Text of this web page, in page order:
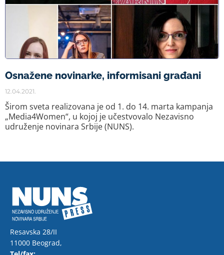
Osnažene novinarke, informisani građani
12.04.2021.
Širom sveta realizovana je od 1. do 14. marta kampanja
„Media4Women“, u kojoj je učestvovalo Nezavisno
udruženje novinara Srbije (NUNS).
Resavska 28/II
11000 Beograd,